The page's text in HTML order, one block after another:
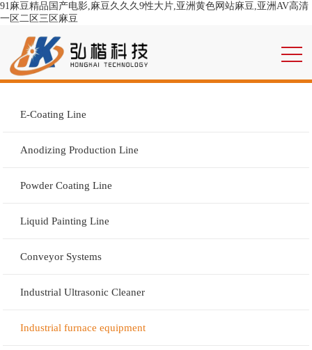
91麻豆精品国产电影,麻豆久久久9性大片,亚洲黄色网站麻豆,亚洲AV高清
一区二区三区麻豆
E-Coating Line
Anodizing Production Line
Powder Coating Line
Liquid Painting Line
Conveyor Systems
Industrial Ultrasonic Cleaner
Industrial furnace equipment